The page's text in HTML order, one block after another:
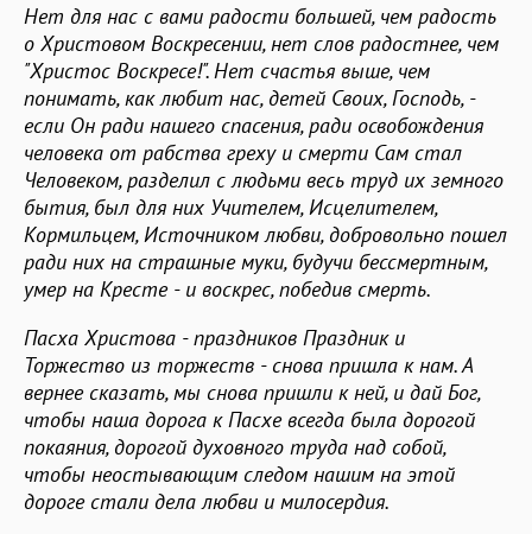
Нет для нас с вами радости большей, чем радость
о Христовом Воскресении, нет слов радостнее, чем
"Христос Воскресе!". Нет счастья выше, чем
понимать, как любит нас, детей Своих, Господь, -
если Он ради нашего спасения, ради освобождения
человека от рабства греху и смерти Сам стал
Человеком, разделил с людьми весь труд их земного
бытия, был для них Учителем, Исцелителем,
Кормильцем, Источником любви, добровольно пошел
ради них на страшные муки, будучи бессмертным,
умер на Кресте - и воскрес, победив смерть.
Пасха Христова - праздников Праздник и
Торжество из торжеств - снова пришла к нам. А
вернее сказать, мы снова пришли к ней, и дай Бог,
чтобы наша дорога к Пасхе всегда была дорогой
покаяния, дорогой духовного труда над собой,
чтобы неостывающим следом нашим на этой
дороге стали дела любви и милосердия.